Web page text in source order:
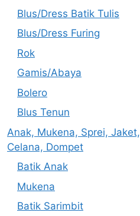
Blus/Dress Batik Tulis
Blus/Dress Furing
Rok
Gamis/Abaya
Bolero
Blus Tenun
Anak, Mukena, Sprei, Jaket,
Celana, Dompet
Batik Anak
Mukena
Batik Sarimbit